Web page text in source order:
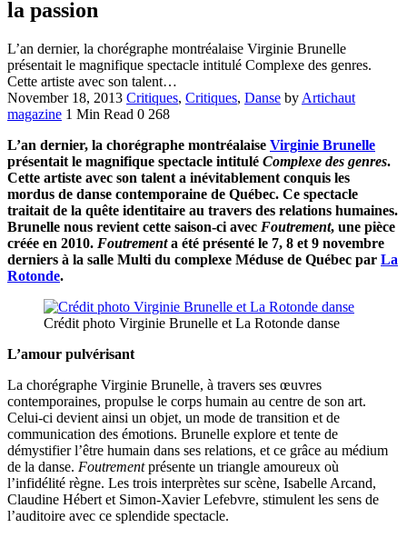
la passion
L’an dernier, la chorégraphe montréalaise Virginie Brunelle
présentait le magnifique spectacle intitulé Complexe des genres.
Cette artiste avec son talent…
November 18, 2013 Critiques, Critiques, Danse by Artichaut
magazine 1 Min Read 0 268
L’an dernier, la chorégraphe montréalaise Virginie Brunelle
présentait le magnifique spectacle intitulé Complexe des genres.
Cette artiste avec son talent a inévitablement conquis les
mordus de danse contemporaine de Québec. Ce spectacle
traitait de la quête identitaire au travers des relations humaines.
Brunelle nous revient cette saison-ci avec Foutrement, une pièce
créée en 2010. Foutrementa été présenté le 7, 8 et 9 novembre
derniers à la salle Multi du complexe Méduse de Québec par La
Rotonde.
Crédit photo Virginie Brunelle et La Rotonde danse
L’amour pulvérisant
La chorégraphe Virginie Brunelle, à travers ses œuvres
contemporaines, propulse le corps humain au centre de son art.
Celui-ci devient ainsi un objet, un mode de transition et de
communication des émotions. Brunelle explore et tente de
démystifier l’être humain dans ses relations, et ce grâce au médium
de la danse. Foutrementprésente un triangle amoureux où
l’infidélité règne. Les trois interprètes sur scène, Isabelle Arcand,
Claudine Hébert et Simon-Xavier Lefebvre, stimulent les sens de
l’auditoire avec ce splendide spectacle.